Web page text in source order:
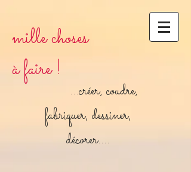
mille choses
à faire !
...créer, coudre,
fabriquer, dessiner,
décorer....